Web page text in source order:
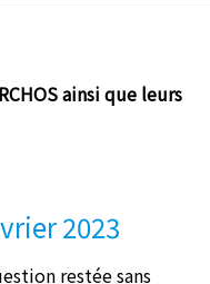
ainsi que leurs
2023
restée sans